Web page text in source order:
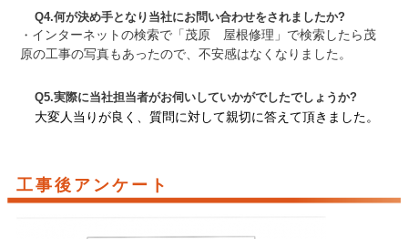
Q4.何が決め手となり当社にお問い合わせをされましたか?
・ インターネットの検索で「茂原 屋根修理」で検索したら茂
原の工事の写真もあったので、不安感はなくなりました。
Q5.実際に当社担当者がお伺いしていかがでしたでしょうか?
大変人当りが良く、質問に対して親切に答えて頂きました。
工事後アンケート